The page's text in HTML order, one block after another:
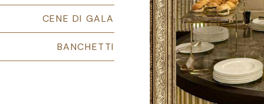
CENE DI GALA
BANCHETTI